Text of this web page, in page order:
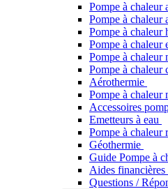
Pompe à chaleur
Pompe à chaleur
Pompe à chaleur
Pompe à chaleur​
Pompe à chaleur
Pompe à chaleur
Aérothermie
Pompe à chaleur
Accessoires
Emetteurs à eau
Pompe à chaleur
Géothermie
Guide Pompe à
Aides
Questions /